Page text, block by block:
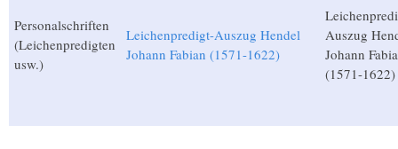
Personalschriften
(Leichenpredigten
usw.)
Leichenpredigt-Auszug Hendel
Johann Fabian (1571-1622)
Auszug
Johann
(1571-1622)